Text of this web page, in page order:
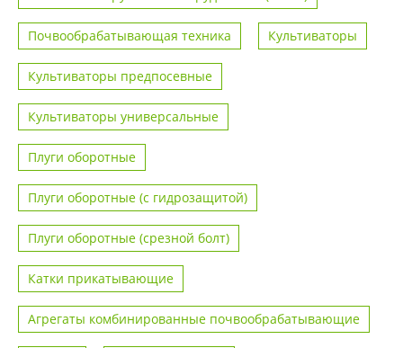
Почвообрабатывающая техника Культиваторы
Культиваторы предпосевные
Культиваторы универсальные
Плуги оборотные
Плуги оборотные (с гидрозащитой)
Плуги оборотные (срезной болт)
Катки прикатывающие
Агрегаты комбинированные почвообрабатывающие